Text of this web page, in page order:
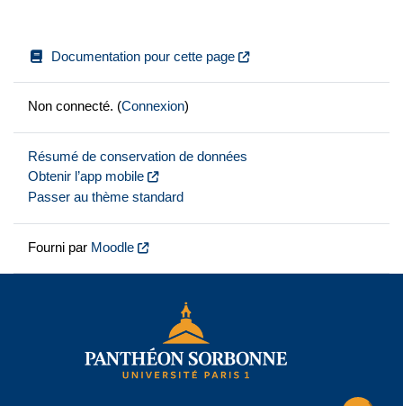
Documentation pour cette page
Non connecté. (Connexion)
Résumé de conservation de données
Obtenir l’app mobile
Passer au thème standard
Fourni par Moodle